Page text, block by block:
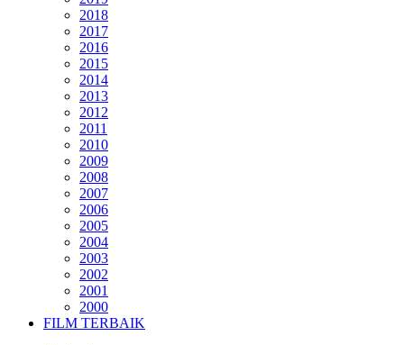
2018
2017
2016
2015
2014
2013
2012
2011
2010
2009
2008
2007
2006
2005
2004
2003
2002
2001
2000
FILM TERBAIK